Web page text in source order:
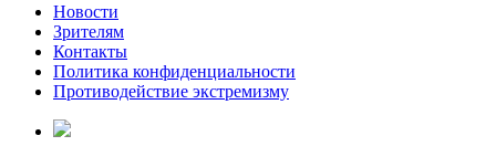
Новости
Зрителям
Контакты
Политика конфиденциальности
Противодействие экстремизму